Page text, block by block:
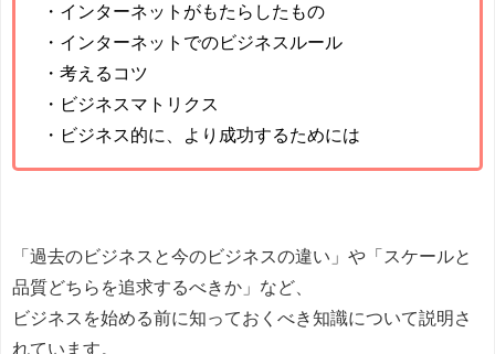
・インターネットがもたらしたもの
・インターネットでのビジネスルール
・考えるコツ
・ビジネスマトリクス
・ビジネス的に、より成功するためには
「過去のビジネスと今のビジネスの違い」や「スケールと
品質どちらを追求するべきか」など、
ビジネスを始める前に知っておくべき知識について説明さ
れています。